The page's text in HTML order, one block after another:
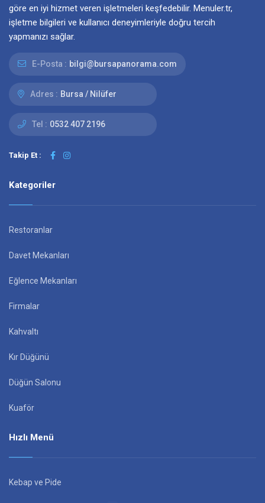
göre en iyi hizmet veren işletmeleri keşfedebilir. Menuler.tr,
işletme bilgileri ve kullanıcı deneyimleriyle doğru tercih
yapmanızı sağlar.
E-Posta : bilgi@bursapanorama.com
Adres : Bursa / Nilüfer
Tel : 0532 407 2196
Takip Et :
Kategoriler
Restoranlar
Davet Mekanları
Eğlence Mekanları
Firmalar
Kahvaltı
Kır Düğünü
Düğün Salonu
Kuaför
Hızlı Menü
Kebap ve Pide